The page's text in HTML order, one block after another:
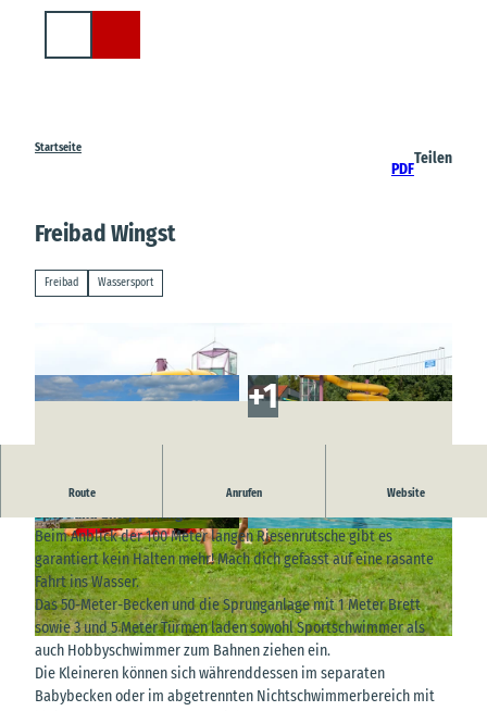
Startseite
PDF
Teilen
Freibad Wingst
Freibad Wassersport
© Bernd Otten Photographie |CC-BY
© Bernd Otten Photographie |CC-BY © Bernd Otten Photographie |CC-BY
Route Anrufen Website
Im Freibad Wingst erwarten dich abwechslungsreicher Badespaß,
Sport und Entspannung.
Beim Anblick der 100 Meter langen Riesenrutsche gibt es
garantiert kein Halten mehr! Mach dich gefasst auf eine rasante
Fahrt ins Wasser.
Das 50-Meter-Becken und die Sprunganlage mit 1 Meter Brett
sowie 3 und 5 Meter Türmen laden sowohl Sportschwimmer als
auch Hobbyschwimmer zum Bahnen ziehen ein.
Die Kleineren können sich währenddessen im separaten
Babybecken oder im abgetrennten Nichtschwimmerbereich mit